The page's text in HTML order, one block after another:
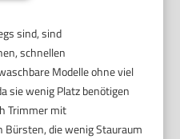
sind, sind
schnellen
Modelle ohne viel
sie wenig Platz benötigen
Trimmer mit
Bürsten, die wenig Stauraum